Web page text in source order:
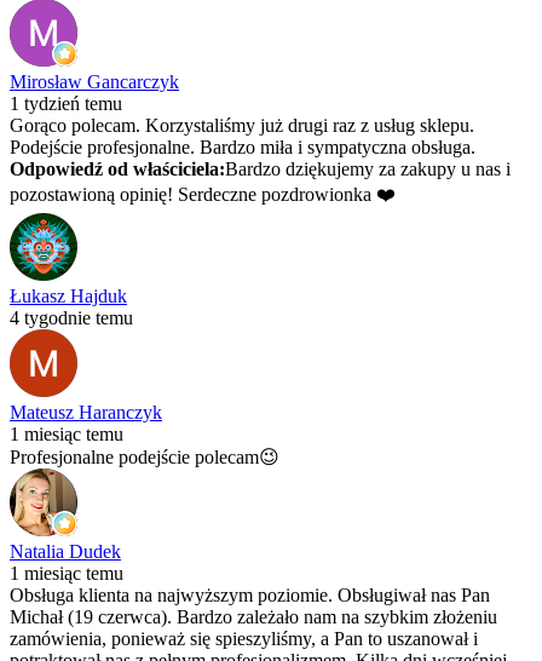
Mirosław Gancarczyk
1 tydzień temu
Gorąco polecam. Korzystaliśmy już drugi raz z usług sklepu.
Podejście profesjonalne. Bardzo miła i sympatyczna obsługa.
Odpowiedź od właściciela:Bardzo dziękujemy za zakupy u nas i
pozostawioną opinię! Serdeczne pozdrowionka ❤️
Łukasz Hajduk
4 tygodnie temu
Mateusz Haranczyk
1 miesiąc temu
Profesjonalne podejście polecam😉
Natalia Dudek
1 miesiąc temu
Obsługa klienta na najwyższym poziomie. Obsługiwał nas Pan
Michał (19 czerwca). Bardzo zależało nam na szybkim złożeniu
zamówienia, ponieważ się spieszyliśmy, a Pan to uszanował i